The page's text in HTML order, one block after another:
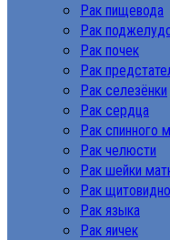
Рак пищевода
Рак
Рак почек
Рак
Рак селезёнки
Рак сердца
Рак спинного
Рак челюсти
Рак шейки
Рак
Рак языка
Рак яичек